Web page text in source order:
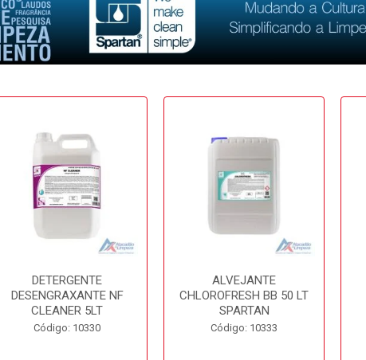
DETERGENTE
DESENGRAXANTE NF
CLEANER 5LT
Código: 10330
ALVEJANTE
CHLOROFRESH BB 50 LT
SPARTAN
Código: 10333